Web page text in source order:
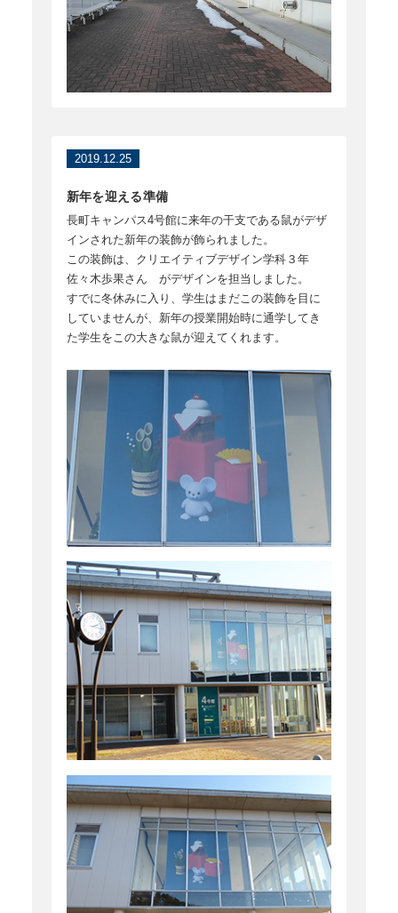
2019.12.25
新年を迎える準備
長町キャンパス4号館に来年の干支である鼠がデザ
インされた新年の装飾が飾られました。
この装飾は、クリエイティブデザイン学科３年
佐々木歩果さん がデザインを担当しました。
すでに冬休みに入り、学生はまだこの装飾を目に
していませんが、新年の授業開始時に通学してき
た学生をこの大きな鼠が迎えてくれます。